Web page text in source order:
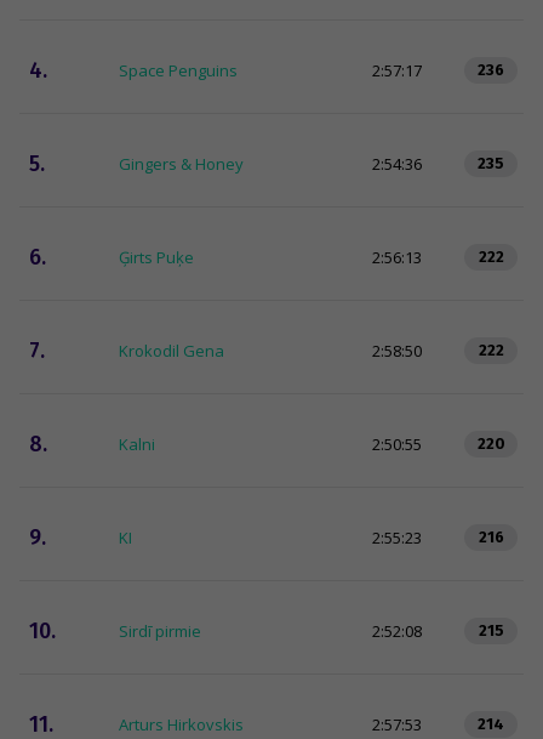
4. Space Penguins 2:57:17 236
5. Gingers & Honey 2:54:36 235
6. Ģirts Puķe 2:56:13 222
7. Krokodil Gena 2:58:50 222
8. Kalni 2:50:55 220
9. KI 2:55:23 216
10. Sirdī pirmie 2:52:08 215
11. Arturs Hirkovskis 2:57:53 214